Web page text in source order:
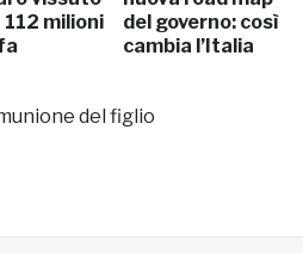
112 milioni
del governo: così
cambia l’Italia
del figlio